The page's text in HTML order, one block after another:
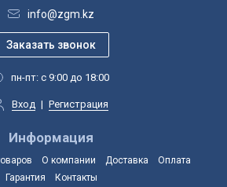
info@zgm.kz
пн-пт: с 9:00 до 18:00
Вход | Регистрация
Информация
О компании Доставка
Оплата
Гарантия
Контакты